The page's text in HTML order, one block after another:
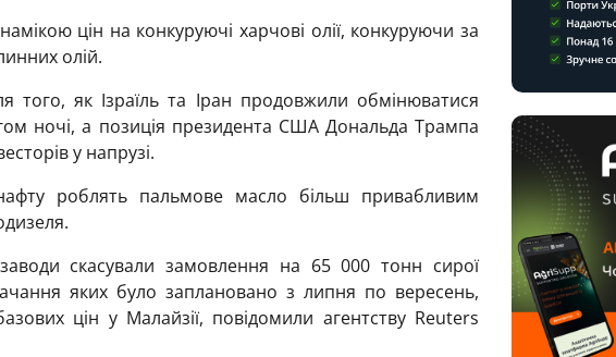
цін на конкуруючі харчові олії, конкуруючи за
олій.
того, як Ізраїль та Іран продовжили обмінюватися
ночі, а позиція президента США Дональда Трампа
у напрузі.
роблять пальмове масло більш привабливим
заводи скасували замовлення на 65 000 тонн сирої
яких було заплановано з липня по вересень,
цін у Малайзії, повідомили агентству Reuters